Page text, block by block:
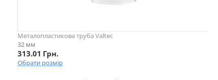
Металопластикова труба Valtec
32 мм
313.01 Грн.
Обрати розмір